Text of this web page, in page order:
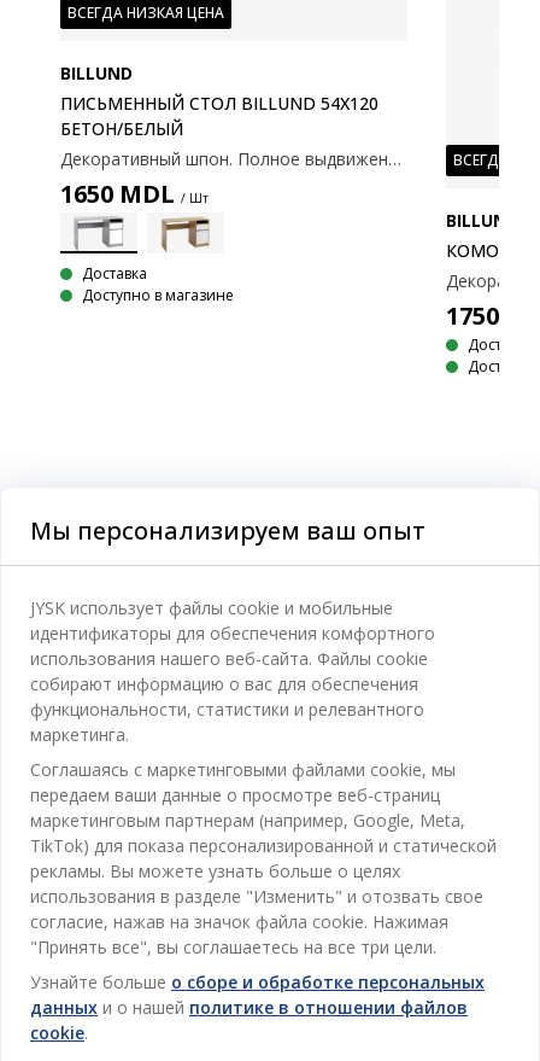
ВСЕГДА НИЗКАЯ ЦЕНА
BILLUND
ПИСЬМЕННЫЙ СТОЛ BILLUND 54X120
БЕТОН/БЕЛЫЙ
Декоративный шпон. Полное выдвижение ящика. 54x120x75 см.
1650MDL / Шт
Доставка
Доступно в магазине
ВСЕГДА
BILLUND
КОМОД
1750
Доставка
Спальня
Ванная
Кабинет
Гостиная
Столовая
Хранение
Шторы
Для Сада
Товары для дома
Outlet
Отдел обслуживания клиентов
Контакты службы поддержки клиентов
Магазины и часы работы
Акции
Пользовательское соглашение
Гарантия цены
Гарантия на продукт
Политика конфиденциальности
Скидочная карта
JYSK
JYSK.com
Пресса
Вакансии
Новостная рассылка
Вдохновение
ОФИС
TAROL-DD S.R.L. ул.Юбилейная, 41A мун. Кишинёв,
Республика Молдова
JYSK BUSINESS TO BUSINESS (B2B)
Продажи и работа с юридическими лицами
Телефон: 060 531 531
E-mail: jysk@jysk.md
JYSK ОБСЛУЖИВАНИЕ КЛИЕНТОВ
Контактный центр для клиентов
Телефон: 022 022 030
E-mail: support@jysk.md
Следите за Jysk
Мы персонализируем ваш опыт
JYSK использует файлы cookie и мобильные
идентификаторы для обеспечения комфортного
использования нашего веб-сайта. Файлы cookie
собирают информацию о вас для обеспечения
функциональности, статистики и релевантного
маркетинга.
Соглашаясь с маркетинговыми файлами cookie, мы
передаем ваши данные о просмотре веб-страниц
маркетинговым партнерам (например, Google, Meta,
TikTok) для показа персонализированной и статической
рекламы. Вы можете узнать больше о целях
использования в разделе "Изменить" и отозвать свое
согласие, нажав на значок файла cookie. Нажимая
"Принять все", вы соглашаетесь на все три цели.
Узнайте больше о сборе и обработке персональных
данных и о нашей политике в отношении файлов
cookie.